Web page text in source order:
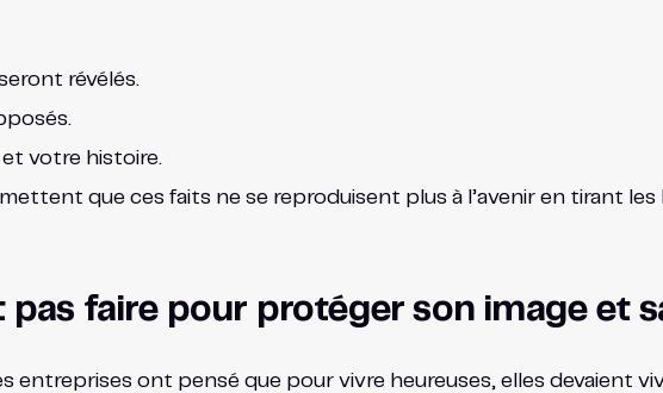
révélés.
et votre histoire.
que ces faits ne se reproduisent plus à l’avenir en tirant
pas faire pour protéger son image et
entreprises ont pensé que pour vivre heureuses, elles devaient